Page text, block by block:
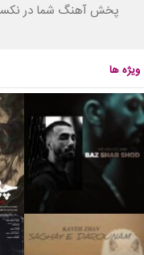
پخش آهنگ شما در
ویژه ها